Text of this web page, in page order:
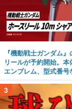
『機動戦士ガンダム
リールが予約開始。
エンブレム、型式番号
3